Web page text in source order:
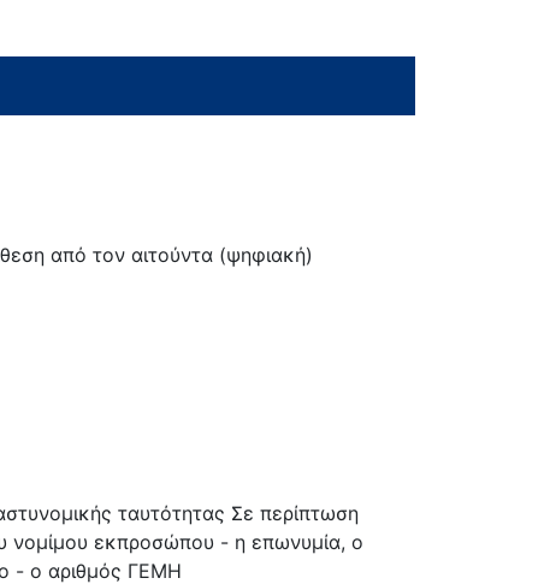
από τον αιτούντα (ψηφιακή)
ταυτότητας Σε περίπτωση
νομίμου εκπροσώπου - η επωνυμία, ο
- ο αριθμός ΓΕΜΗ